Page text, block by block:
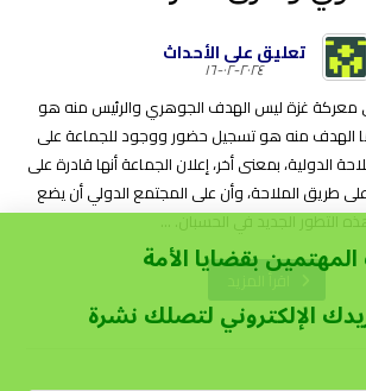
تعليق على الأحداث
٢٠٢٤-٠٢-١٦
معركة غزة ليس الهدف الجوهري والرئيس منه هو
الهدف منه هو تسجيل حضور ووجود للجماعة على
الدولية، بمعنى أخر، إعلان الجماعة أنها قادرة على
طريق الملاحة، وأن على المجتمع الدولي أن يضع
التطور الجديد في الحسبان. ...
اقرأ المزيد
بقضايا الأمة
الإلكتروني لتصلك نشرة